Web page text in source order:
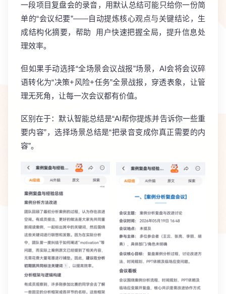
一段项目复盘会的录音，用默认总结可能只给你一份简
单的“会议纪要”——自动提炼核心观点与关键结论，生
成结构化摘要，帮助 用户快速把握全局，提升信息处
理效率。
但如果手动选择“全场景会议战报”场景，AI会将会议碎
语转化为“决策+风险+任务”全景战报，穿透表象，让管
理无死角，让每一次会议都有价值。
区别在于：默认智能总结是“AI帮你提炼并告诉你一些重
要内容”，选择场景总结是“把录音变成你真正需要的内
容”。